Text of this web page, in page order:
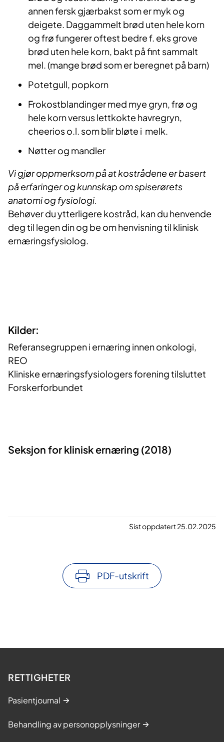
annen fersk gjærbakst som er myk og
deigete. Daggammelt brød uten hele korn
og frø fungerer oftest bedre f. eks grove
brød uten hele korn, bakt på fint sammalt
mel. (mange brød som er beregnet på barn)
Potetgull, popkorn
Frokostblandinger med mye gryn, frø og
hele korn versus lettkokte havregryn,
cheerios o.l. som blir bløte i melk.
Nøtter og mandler
Vi gjør oppmerksom på at kostrådene er basert
på erfaringer og kunnskap om spiserørets
anatomi og fysiologi.
Behøver du ytterligere kostråd, kan du henvende
deg til legen din og be om henvisning til klinisk
ernæringsfysiolog.
Kilder:
Referansegruppen i ernæring innen onkologi,
REO
Kliniske ernæringsfysiologers forening tilsluttet
Forskerforbundet
Seksjon for klinisk ernæring (2018)
Sist oppdatert 25.02.2025
PDF-utskrift
RETTIGHETER
Pasientjournal
Behandling av personopplysninger